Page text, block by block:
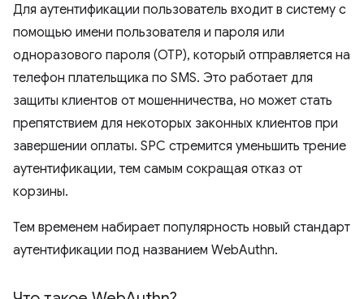
Для аутентификации пользователь входит в систему с
помощью имени пользователя и пароля или
одноразового пароля (OTP), который отправляется на
телефон плательщика по SMS. Это работает для
защиты клиентов от мошенничества, но может стать
препятствием для некоторых законных клиентов при
завершении оплаты. SPC стремится уменьшить трение
аутентификации, тем самым сокращая отказ от
корзины.
Тем временем набирает популярность новый стандарт
аутентификации под названием WebAuthn.